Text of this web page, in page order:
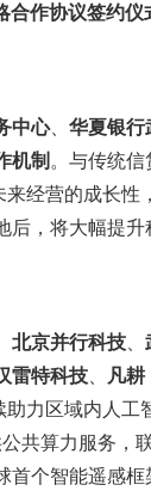
合作协议签约仪
中心、 华夏银行
机制 。与传统
经营的成长性
后，将大幅提升
北京并行科技
雷特科技
凡
力区域内人工
共算力服务，
首个智能遥感框